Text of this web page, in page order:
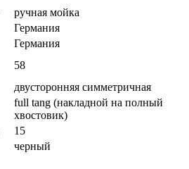
ручная мойка
Германия
Германия
58
двусторонняя симметричная
full tang (накладной на полный
хвостовик)
15
черный